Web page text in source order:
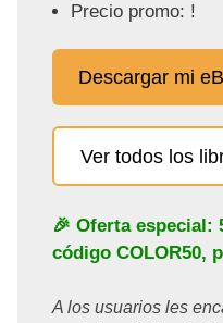
Precio promo: !
Descargar mi
Ver todos los
🎉 Oferta especial:
código COLOR50,
A los usuarios les